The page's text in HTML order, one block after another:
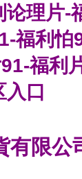
理片-
福利怕
福利
入口
有限公